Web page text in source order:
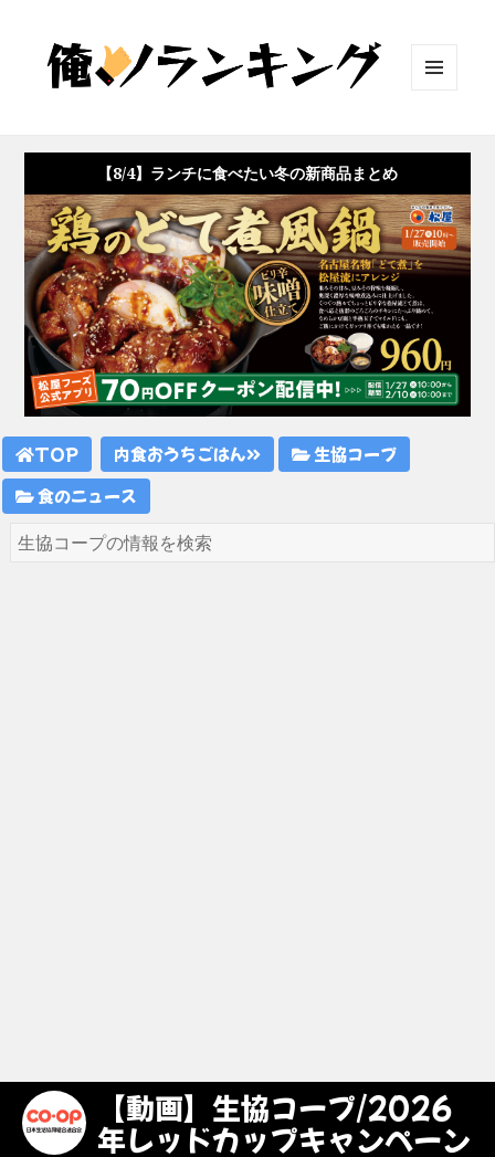
ット
【8/4】ランチに食べたい冬の新商品まとめ
TOP 内食おうちごはん
生協コープ
食のニュース
【動画】生協コープ/2026
年レッドカップキャンペーン